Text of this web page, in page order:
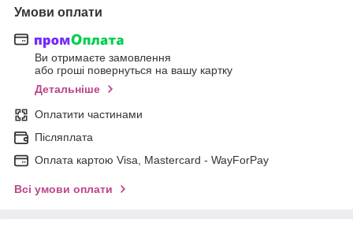
Умови оплати
Ви отримаєте замовлення
або гроші повернуться на вашу картку
Детальніше
Оплатити частинами
Післяплата
Оплата картою Visa, Mastercard - WayForPay
Всі умови оплати